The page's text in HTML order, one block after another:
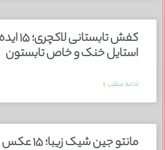
کفش
استایل خنک و خاص تابستون
ادامه مطلب »
مانتو جین